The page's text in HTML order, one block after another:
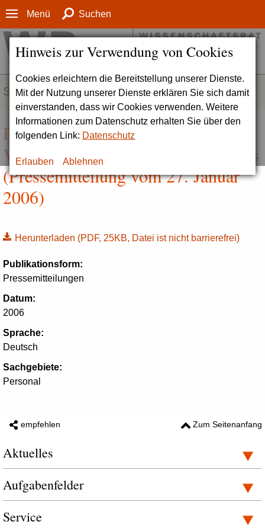
Hinweis zur Verwendung von Cookies
Cookies erleichtern die Bereitstellung unserer Dienste.
Mit der Nutzung unserer Dienste erklären Sie sich damit
einverstanden, dass wir Cookies verwenden. Weitere
Informationen zum Datenschutz erhalten Sie über den
folgenden Link: Datenschutz
Erlauben Ablehnen
Menü Suchen
SERVICE
Peter Strohschneider neuer
Vorsitzender des Wissenschaftsrates
(Pressemitteilung vom 27. Januar
2006)
Herunterladen (PDF, 25KB, Datei ist nicht barrierefrei)
Publikationsform:
Pressemitteilungen
Datum:
2006
Sprache:
Deutsch
Sachgebiete:
Personal
empfehlen Zum Seitenanfang
Aktuelles
Aufgabenfelder
Service